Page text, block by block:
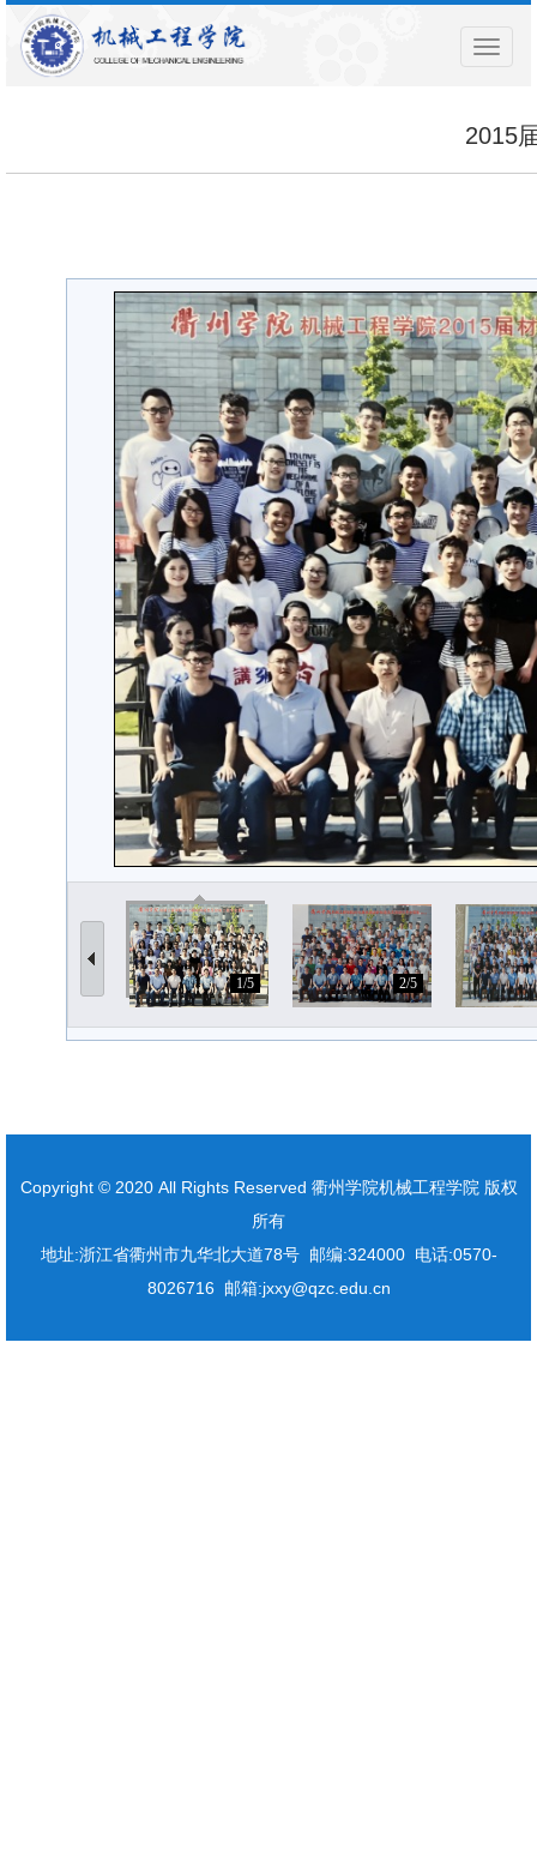
导
2015
1/5 2/5
Copyright © 2020 All Rights Reserved 衢州学院机械工程学院 版权
所有
地址:浙江省衢州市九华北大道78号 邮编:324000 电话:0570-
8026716 邮箱:jxxy@qzc.edu.cn